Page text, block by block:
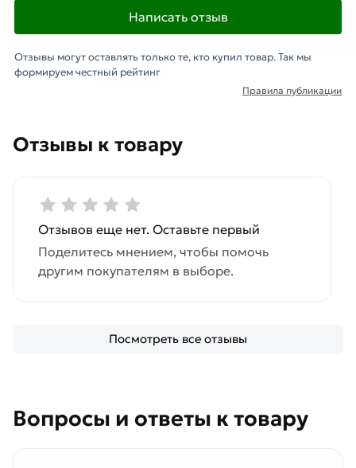
Отзывы к товару
Отзывов еще нет. Оставьте первый
Поделитесь мнением, чтобы помочь
другим покупателям в выборе.
Посмотреть все отзывы
Написать отзыв
Отзывы могут оставлять только те, кто купил товар. Так мы
формируем честный рейтинг
Правила публикации
Вопросы и ответы к товару